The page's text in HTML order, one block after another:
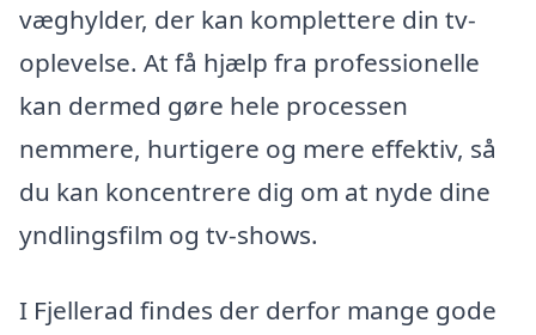
væghylder, der kan komplettere din tv-
oplevelse. At få hjælp fra professionelle
kan dermed gøre hele processen
nemmere, hurtigere og mere effektiv, så
du kan koncentrere dig om at nyde dine
yndlingsfilm og tv-shows.
I Fjellerad findes der derfor mange gode